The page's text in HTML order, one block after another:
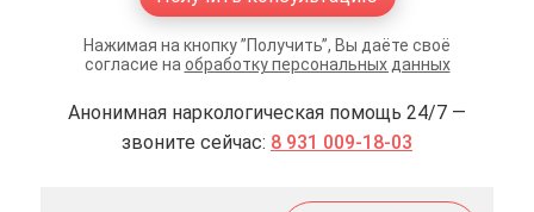
Нажимая на кнопку ”Получить”, Вы даёте своё
согласие на обработку персональных данных
Анонимная наркологическая помощь 24/7 —
звоните сейчас: 8 931 009-18-03